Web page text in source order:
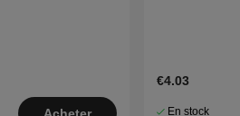
€4.03
En stock